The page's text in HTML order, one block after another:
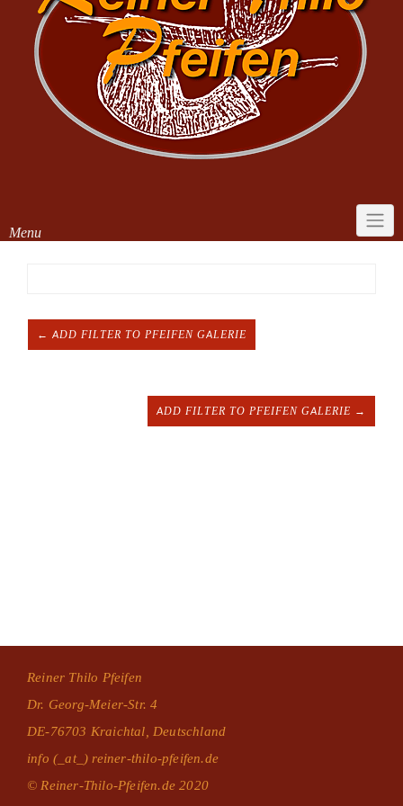
Menu
← ADD FILTER TO PFEIFEN GALERIE
ADD FILTER TO PFEIFEN GALERIE →
Reiner Thilo Pfeifen
Dr. Georg-Meier-Str. 4
DE-76703 Kraichtal, Deutschland
info (_at_) reiner-thilo-pfeifen.de
© Reiner-Thilo-Pfeifen.de 2020